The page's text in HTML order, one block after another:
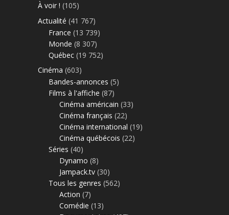
À voir ! (105)
Actualité (41 767)
France (13 739)
Monde (8 307)
Québec (19 752)
Cinéma (603)
Bandes-annonces (5)
Films à l'affiche (87)
Cinéma américain (33)
Cinéma français (22)
Cinéma international (19)
Cinéma québécois (22)
Séries (40)
Dynamo (8)
Jampack.tv (30)
Tous les genres (562)
Action (7)
Comédie (13)